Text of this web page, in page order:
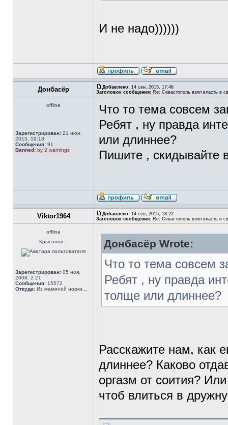
И не надо))))))
Донбасёр Добавлено: 14 сен, 2015, 17:46
Заголовок сообщения: Re: Севастополь взял власть в
offline
Зарегистрирован: 21 июн,
2015, 19:18
Сообщения: 91
Banned: by 2 warnings
Что то тема совсем
Ребят , ну правда
или длиннее?
Пишите , скидывайте
Viktor1964 Добавлено: 14 сен, 2015, 18:22
Заголовок сообщения: Re: Севастополь взял власть в
offline
Крысолов...
Зарегистрирован: 05 ноя,
2008, 2:21
Сообщения: 15572
Откуда: Из маминой норки...
Донбасёр Wrote:
Что то тема совсем
Ребят , ну правда
толще или длиннее?
Расскажите нам, как
длиннее? Каково
оргазм от соития?
чтоб влиться в